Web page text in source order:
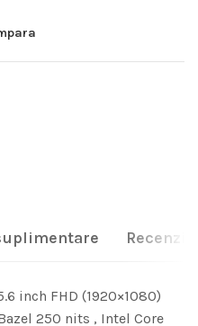
Recenzii
inch FHD (1920×1080)
250 nits , Intel Core